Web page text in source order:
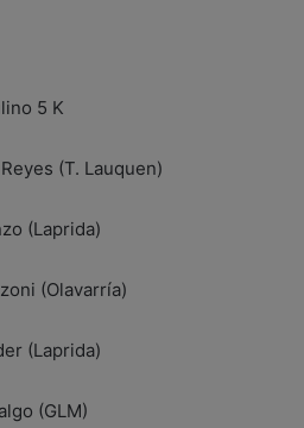
5 K
(T. Lauquen)
(Laprida)
(Olavarría)
(Laprida)
(GLM)